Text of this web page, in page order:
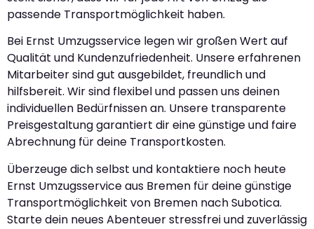
passende Transportmöglichkeit haben.
Bei Ernst Umzugsservice legen wir großen Wert auf
Qualität und Kundenzufriedenheit. Unsere erfahrenen
Mitarbeiter sind gut ausgebildet, freundlich und
hilfsbereit. Wir sind flexibel und passen uns deinen
individuellen Bedürfnissen an. Unsere transparente
Preisgestaltung garantiert dir eine günstige und faire
Abrechnung für deine Transportkosten.
Überzeuge dich selbst und kontaktiere noch heute
Ernst Umzugsservice aus Bremen für deine günstige
Transportmöglichkeit von Bremen nach Subotica.
Starte dein neues Abenteuer stressfrei und zuverlässig